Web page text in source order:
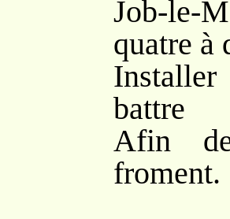
Job-
quatre à
battre
Afin
froment.